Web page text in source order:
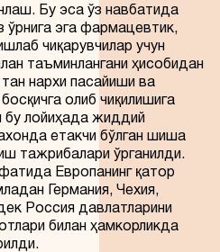
Бу эса ўз навбатида
ўрнига эга фармацевтик,
чиқарувчилар учун
таъминлангани ҳисобидан
тан нархи пасайиши ва
олиб чиқилишига
лойиҳада жиддий
етакчи бўлган шиша
тажрибалари ўрганилди.
Европанинг қатор
Германия, Чехия,
Россия давлатларини
билан ҳамкорликда